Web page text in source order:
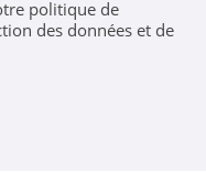
politique de
des données et de